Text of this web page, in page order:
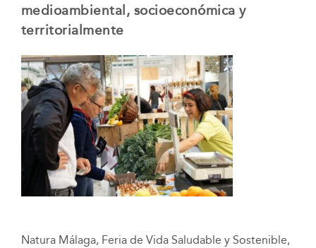
medioambiental, socioeconómica y
territorialmente
Natura Málaga, Feria de Vida Saludable y Sostenible,